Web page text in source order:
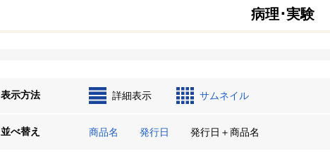
病理･実験
表示方法 詳細表示 サムネイル
並べ替え 商品名 発行日 発行日＋商品名